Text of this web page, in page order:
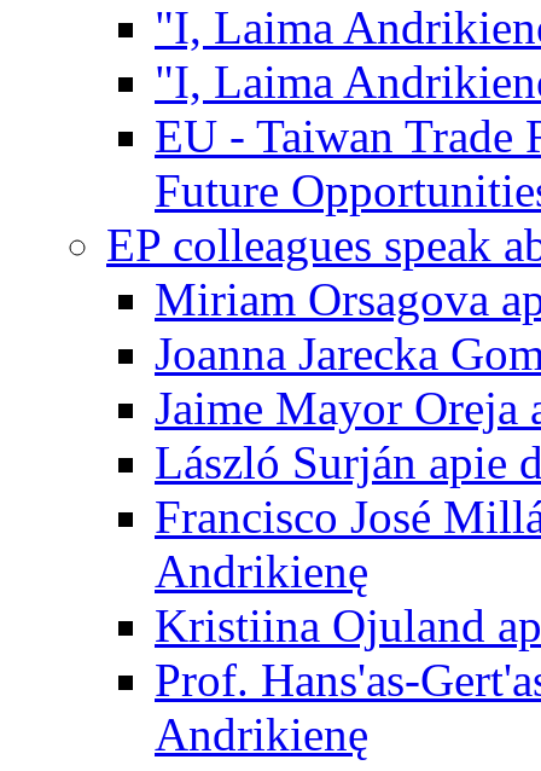
"I, Laima
"I, Laima
EU - Taiwan Trade
Future
EP colleagues speak
Miriam Orsagova
Joanna Jarecka
Jaime Mayor Oreja
László Surján apie
Francisco José
Andrikienę
Kristiina Ojuland
Prof. Hans'as-
Andrikienę